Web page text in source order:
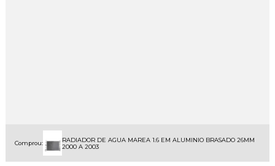
Comprou:
RADIADOR DE AGUA MAREA 1.6 EM ALUMINIO BRASADO 26MM
2000 A 2003